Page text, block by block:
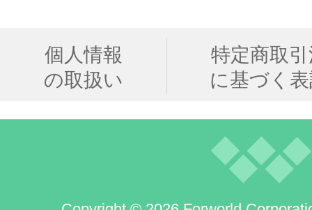
個人情報
の取扱い
特定商取
に基づく